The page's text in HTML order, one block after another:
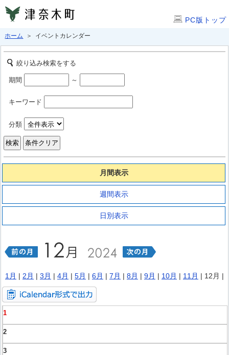
PC版トップ
ホーム ＞ イベントカレンダー
絞り込み検索をする
期間 ～
キーワード
分類
月間表示
週間表示
日別表示
1月 | 2月 | 3月 | 4月 | 5月 | 6月 | 7月 | 8月 | 9月 | 10月 | 11月 | 12月 |
1
2
3